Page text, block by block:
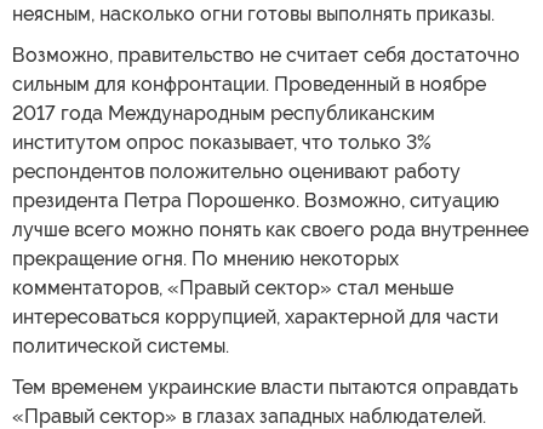
неясным, насколько огни готовы выполнять приказы.
Возможно, правительство не считает себя достаточно
сильным для конфронтации. Проведенный в ноябре
2017 года Международным республиканским
институтом опрос показывает, что только 3%
респондентов положительно оценивают работу
президента Петра Порошенко. Возможно, ситуацию
лучше всего можно понять как своего рода внутреннее
прекращение огня. По мнению некоторых
комментаторов, «Правый сектор» стал меньше
интересоваться коррупцией, характерной для части
политической системы.
Тем временем украинские власти пытаются оправдать
«Правый сектор» в глазах западных наблюдателей.